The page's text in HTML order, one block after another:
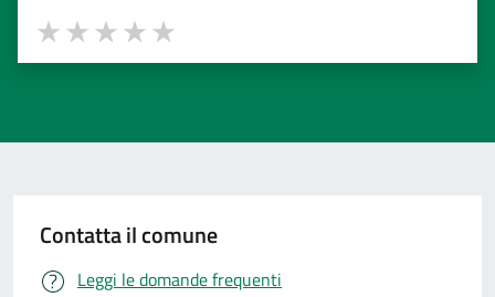
Valuta 5 stelle su 5
Valuta 4 stelle su 5
Valuta 3 stelle su 5
Valuta 2 stelle su 5
Valuta 1 stelle su 5
Contatta il comune
Leggi le domande frequenti